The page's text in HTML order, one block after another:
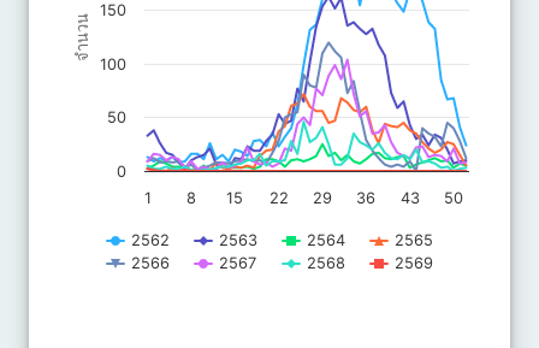
จำนวน
1 43
8 15 22 29 36 50
0
50
100
150
2562 2563 2564
2565
2566
2567 2568 2569